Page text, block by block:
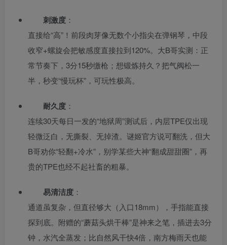
刺激度 ：
直接给“高”！前段肉芽像无数个小指尖在弹钢琴，中段
收窄+螺旋会把敏感度直接拉到120%。大B哥实测：正
常节奏下，3分15秒缴枪；想锻炼持久？把气阀松一
半，秒变“慢玩杯”，可玩性极高。
耐久度 ：
连续30天每日一发的“地狱周”测试后，内层TPE仅出现
轻微泛白，无撕裂、无掉渣。谜姬官方说可翻洗，但大
B哥劝你“轻翻+冷水”，别学某些大神“翻成甜甜圈”，再
贵的TPE也经不起社畜的粗暴。
易清洁度 ：
通道虽复杂，但直径够大（入口18mm），手指能直接
探到底。附赠的“蘑菇头烘干棒”是神来之笔，插进去3分
钟，水汽全蒸发；比自然风干快4倍，南方梅雨天也能